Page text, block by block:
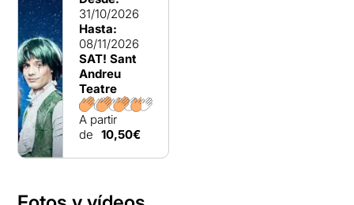
31/10/2026
Hasta:
08/11/2026
SAT! Sant
Andreu
Teatre
A partir
de 10,50€